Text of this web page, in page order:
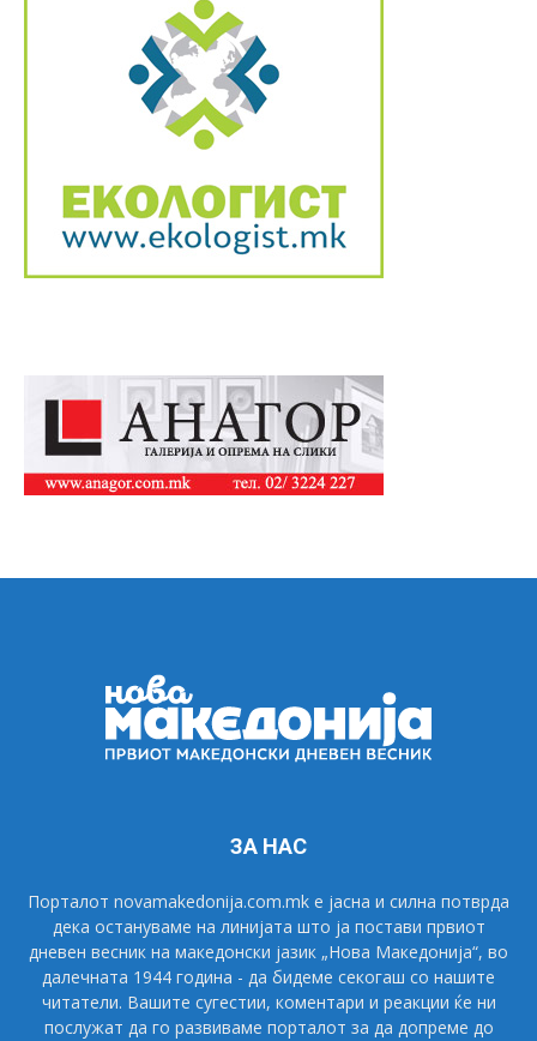
ЗА НАС
Порталот novamakedonija.com.mk е јасна и силна потврда
дека остануваме на линијата што ја постави првиот
дневен весник на македонски јазик „Нова Македонија“, во
далечната 1944 година - да бидеме секогаш со нашите
читатели. Вашите сугестии, коментари и реакции ќе ни
послужат да го развиваме порталот за да допреме до